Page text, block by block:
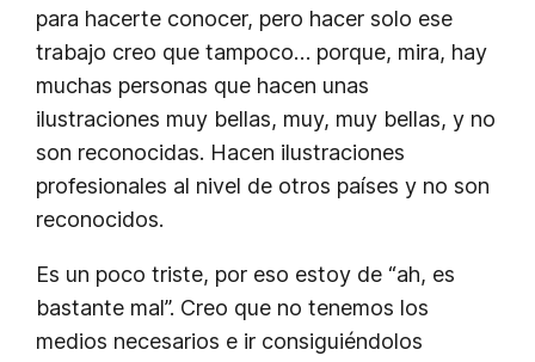
para hacerte conocer, pero hacer solo ese
trabajo creo que tampoco… porque, mira, hay
muchas personas que hacen unas
ilustraciones muy bellas, muy, muy bellas, y no
son reconocidas. Hacen ilustraciones
profesionales al nivel de otros países y no son
reconocidos.
Es un poco triste, por eso estoy de “ah, es
bastante mal”. Creo que no tenemos los
medios necesarios e ir consiguiéndolos